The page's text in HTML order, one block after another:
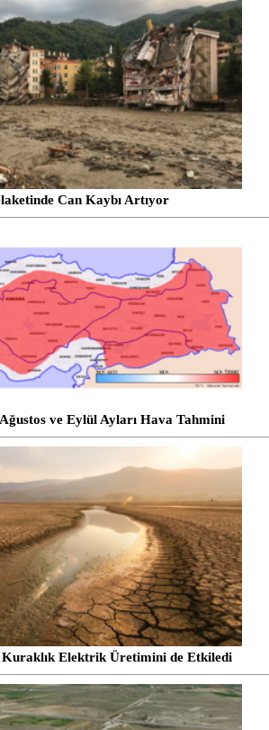
Can Kaybı Artıyor
ve Eylül Ayları Hava Tahmini
Kuraklık Elektrik Üretimini de Etkiledi